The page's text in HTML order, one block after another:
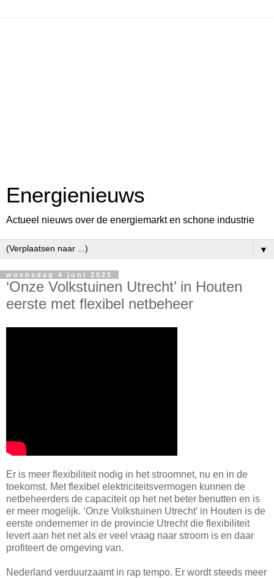
Energienieuws
Actueel nieuws over de energiemarkt en schone industrie
▼
woensdag 4 juni 2025
‘Onze Volkstuinen Utrecht’ in Houten
eerste met flexibel netbeheer
Er is meer flexibiliteit nodig in het stroomnet, nu en in de
toekomst. Met flexibel elektriciteitsvermogen kunnen de
netbeheerders de capaciteit op het net beter benutten en is
er meer mogelijk. ‘Onze Volkstuinen Utrecht’ in Houten is de
eerste ondernemer in de provincie Utrecht die flexibiliteit
levert aan het net als er veel vraag naar stroom is en daar
profiteert de omgeving van.
Nederland verduurzaamt in rap tempo. Er wordt steeds meer